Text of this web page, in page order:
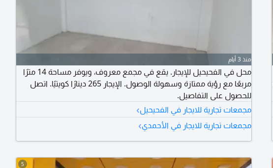
منذ 3 أيام
محل في الفحيحيل للإيجار. يقع في مجمع معروف، ويوفر مساحة 14 مترًا
مربعًا مع رؤية ممتازة وسهولة الوصول. الإيجار 265 دينارًا كويتيًا. اتصل
للحصول على التفاصيل.
مجمعات تجارية للايجار في الفحيحيل›
مجمعات تجارية للايجار في الأحمدي›
5